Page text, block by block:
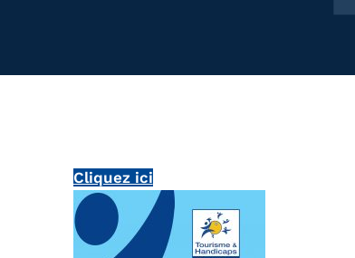
Cliquez ici